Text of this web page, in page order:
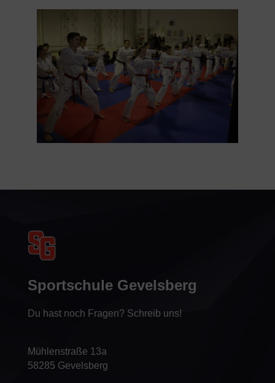
Sportschule Gevelsberg
Du hast noch Fragen? Schreib uns!
Mühlenstraße 13a
58285 Gevelsberg